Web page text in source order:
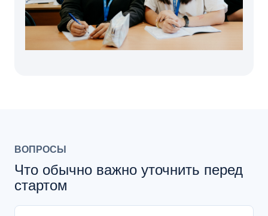
ВОПРОСЫ
Что обычно важно уточнить перед
стартом